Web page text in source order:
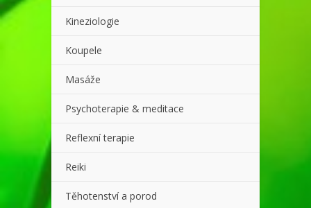
Kineziologie
Koupele
Masáže
Psychoterapie & meditace
Reflexní terapie
Reiki
Těhotenství a porod